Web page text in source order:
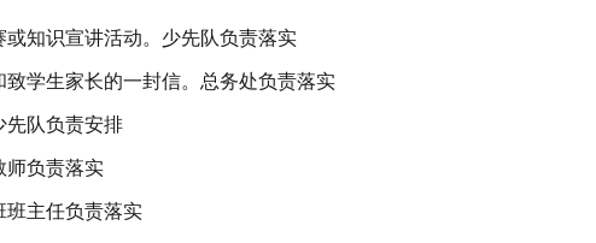
知识宣讲活动。少先队负责落实
学生家长的一封信。总务处负责落实
先队负责安排
师负责落实
班主任负责落实